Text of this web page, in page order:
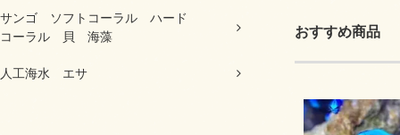
サンゴ ソフトコーラル ハード
コーラル 貝 海藻
人工海水 エサ
おすすめ商品